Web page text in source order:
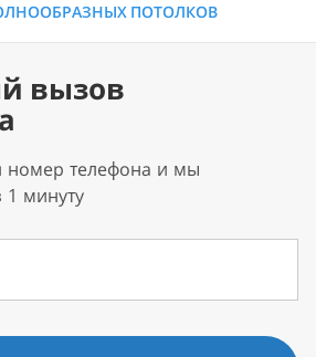
ПОТОЛКОВ
вызов
номер телефона и мы
1 минуту